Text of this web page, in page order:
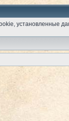
установленные